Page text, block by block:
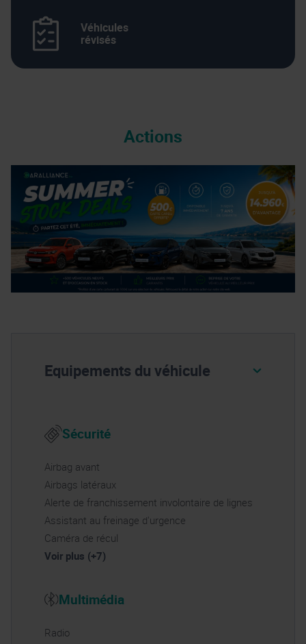
Véhicules
révisés
Actions
Equipements du véhicule
Sécurité
Airbag avant
Airbags latéraux
Alerte de franchissement involontaire de lignes
Assistant au freinage d'urgence
Caméra de récul
Voir plus (+7)
Multimédia
Radio